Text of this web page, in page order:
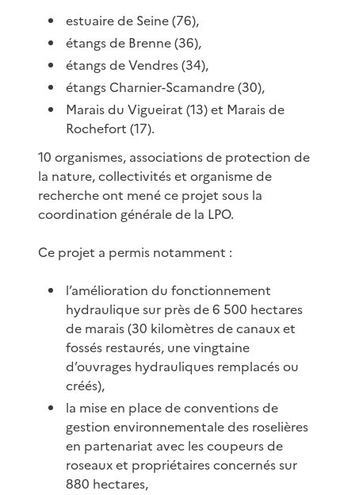
estuaire de Seine (76),
étangs de Brenne (36),
étangs de Vendres (34),
étangs Charnier-Scamandre (30),
Marais du Vigueirat (13) et Marais de
Rochefort (17).
10 organismes, associations de protection de
la nature, collectivités et organisme de
recherche ont mené ce projet sous la
coordination générale de la LPO.
Ce projet a permis notamment :
l’amélioration du fonctionnement
hydraulique sur près de 6 500 hectares
de marais (30 kilomètres de canaux et
fossés restaurés, une vingtaine
d’ouvrages hydrauliques remplacés ou
créés),
la mise en place de conventions de
gestion environnementale des roselières
en partenariat avec les coupeurs de
roseaux et propriétaires concernés sur
880 hectares,